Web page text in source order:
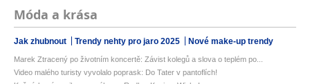
Móda a krása
Jak zhubnout Trendy nehty pro jaro 2025 Nové make-up trendy
Marek Ztracený po životním koncertě: Závist kolegů a slova o teplém po...
Video malého turisty vyvolalo poprask: Do Tater v pantoflích!